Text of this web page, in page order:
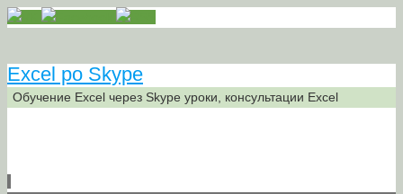
Excel po Skype
Обучение Excel через Skype уроки, консультации Excel